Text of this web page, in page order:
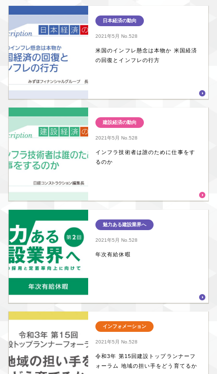
日本経済の動向
2021年5月 No.528
米国のインフレ懸念は本物か 米国経済
の回復とインフレの行方
建設経済の動向
2021年5月 No.528
インフラ技術者は誰のために仕事をす
るのか
魅力ある建設業界へ
2021年5月 No.528
年次有給休暇
インフォメーション
2021年5月 No.528
令和3年 第15回建設トップランナーフ
ォーラム 地域の担い手をどう育てるか